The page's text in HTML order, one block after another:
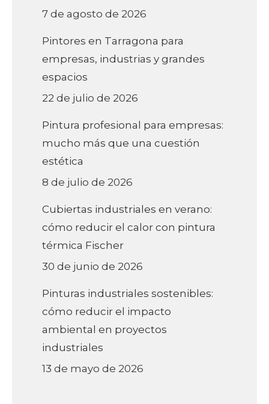
7 de agosto de 2026
Pintores en Tarragona para
empresas, industrias y grandes
espacios
22 de julio de 2026
Pintura profesional para empresas:
mucho más que una cuestión
estética
8 de julio de 2026
Cubiertas industriales en verano:
cómo reducir el calor con pintura
térmica Fischer
30 de junio de 2026
Pinturas industriales sostenibles:
cómo reducir el impacto
ambiental en proyectos
industriales
13 de mayo de 2026